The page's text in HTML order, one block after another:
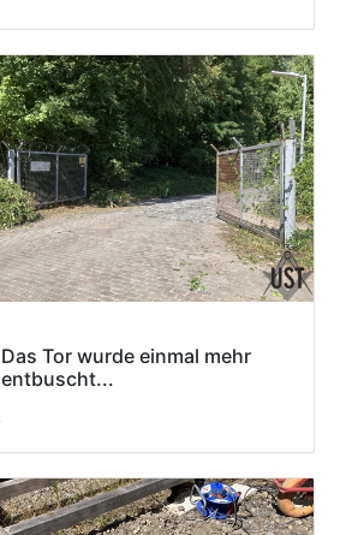
Das Tor wurde einmal mehr
entbuscht...